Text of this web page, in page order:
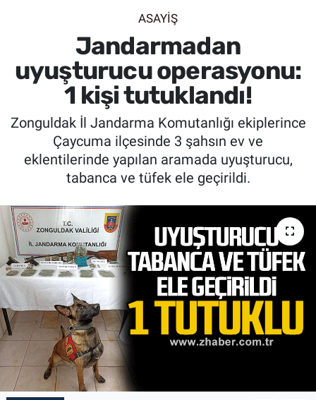
ASAYİŞ
Jandarmadan
uyuşturucu operasyonu:
1 kişi tutuklandı!
Zonguldak İl Jandarma Komutanlığı ekiplerince
Çaycuma ilçesinde 3 şahsın ev ve
eklentilerinde yapılan aramada uyuşturucu,
tabanca ve tüfek ele geçirildi.
SAĞLIK